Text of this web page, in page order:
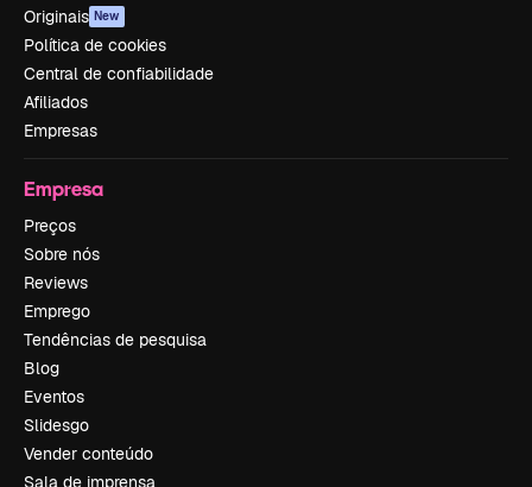
Originais New
Política de cookies
Central de confiabilidade
Afiliados
Empresas
Empresa
Preços
Sobre nós
Reviews
Emprego
Tendências de pesquisa
Blog
Eventos
Slidesgo
Vender conteúdo
Sala de imprensa